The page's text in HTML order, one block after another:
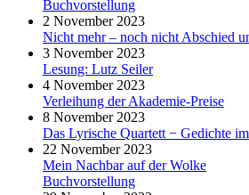
Buchvorstellung
2 November 2023
Nicht mehr – noch nicht Abschied
3 November 2023
Lesung: Lutz Seiler
4 November 2023
Verleihung der Akademie-Preise
8 November 2023
Das Lyrische Quartett − Gedichte
22 November 2023
Mein Nachbar auf der Wolke
Buchvorstellung